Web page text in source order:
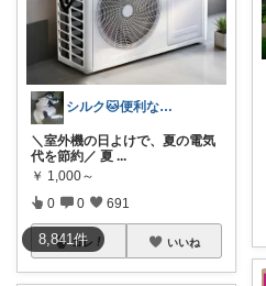
8,841件
シルク🐱便利な暮らし
＼室外機の日よけで、夏の電気
代を節約／ 夏 ...
￥ 1,000～
0 0 691
コレ いいね